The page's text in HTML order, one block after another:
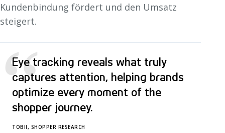
Kundenbindung fördert und den Umsatz
steigert.
“
Eye tracking reveals what truly
captures attention, helping brands
optimize every moment of the
shopper journey.
TOBII, SHOPPER RESEARCH